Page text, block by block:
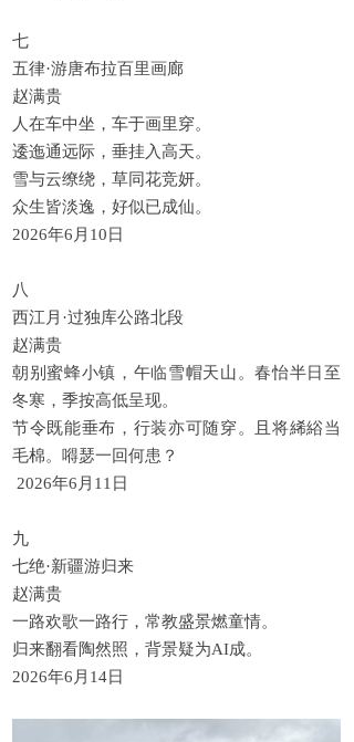
七
五律·游唐布拉百里画廊
赵满贵
人在车中坐，车于画里穿。
逶迤通远际，垂挂入高天。
雪与云缭绕，草同花竞妍。
众生皆淡逸，好似已成仙。
2026年6月10日
八
西江月·过独库公路北段
赵满贵
朝别蜜蜂小镇，午临雪帽天山。春怡半日至
冬寒，季按高低呈现。
节令既能垂布，行装亦可随穿。且将絺綌当
毛棉。嘚瑟一回何患？
2026年6月11日
九
七绝·新疆游归来
赵满贵
一路欢歌一路行，常教盛景燃童情。
归来翻看陶然照，背景疑为AI成。
2026年6月14日